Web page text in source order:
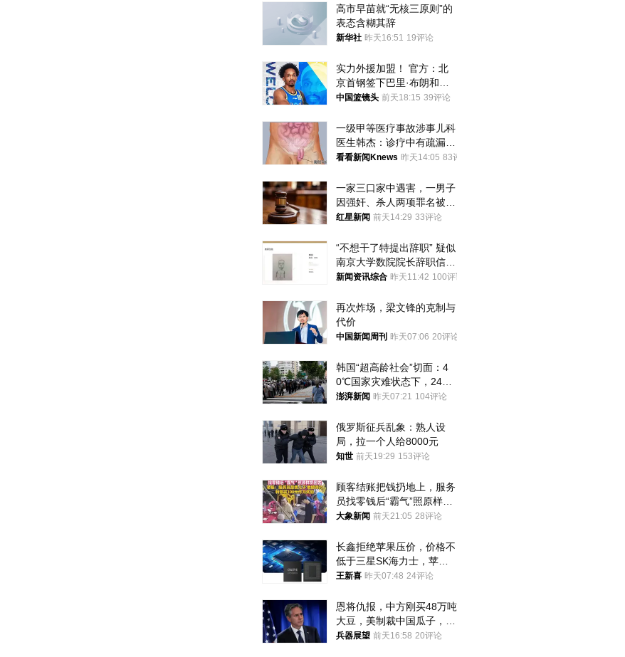
高市早苗就“无核三原则”的
表态含糊其辞
新华社 昨天16:51 19评论
实力外援加盟！ 官方：北
京首钢签下巴里·布朗和桑
普森
中国篮镜头 前天18:15 39评论
一级甲等医疗事故涉事儿科
医生韩杰：诊疗中有疏漏，
我认错，但不能认罪
看看新闻Knews 昨天14:05 83评论
一家三口家中遇害，一男子
因强奸、杀人两项罪名被判
死缓 最高检介入后改判无
红星新闻 前天14:29 33评论
“不想干了特提出辞职” 疑似
南京大学数院院长辞职信流
传 院方回应
新闻资讯综合 昨天11:42 100评论
再次炸场，梁文锋的克制与
代价
中国新闻周刊 昨天07:06 20评论
韩国“超高龄社会”切面：4
0℃国家灾难状态下，2400
名首尔老人还在巷子里收废
澎湃新闻 昨天07:21 104评论
俄罗斯征兵乱象：熟人设
局，拉一个人给8000元
知世 前天19:29 153评论
顾客结账把钱扔地上，服务
员找零钱后“霸气”照原样扔
回去
大象新闻 前天21:05 28评论
长鑫拒绝苹果压价，价格不
低于三星SK海力士，苹果
失去了议价权
王新喜 昨天07:48 24评论
恩将仇报，中方刚买48万吨
大豆，美制裁中国瓜子，布
林肯措辞变了
兵器展望 前天16:58 20评论